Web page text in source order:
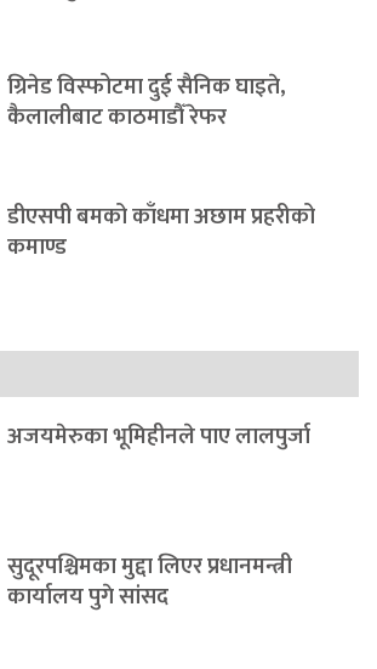
ग्रिनेड विस्फोटमा दुई सैनिक घाइते,
कैलालीबाट काठमाडौँ रेफर
डीएसपी बमको काँधमा अछाम प्रहरीको
कमाण्ड
अजयमेरुका भूमिहीनले पाए लालपुर्जा
सुदूरपश्चिमका मुद्दा लिएर प्रधानमन्त्री
कार्यालय पुगे सांसद